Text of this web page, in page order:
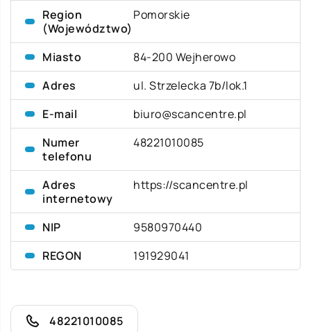
Region
(Województwo)
Pomorskie
Miasto
84-200 Wejherowo
Adres
ul. Strzelecka 7b/lok.1
E-mail
biuro@scancentre.pl
Numer
telefonu
48221010085
Adres
internetowy
https://scancentre.pl
NIP
9580970440
REGON
191929041
48221010085